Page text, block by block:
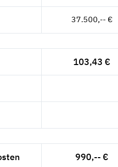
37.500,-- €
103,43 €
990,-- €